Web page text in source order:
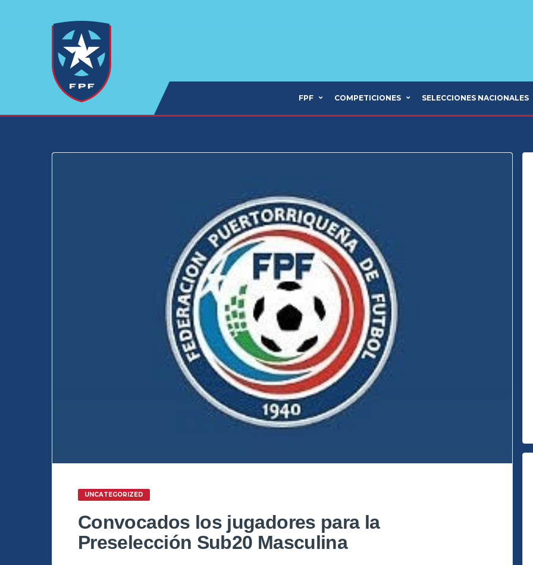
FPF COMPETICIONES SELECCIONES NACIONALES
UNCATEGORIZED
Convocados los jugadores para la
Preselección Sub20 Masculina